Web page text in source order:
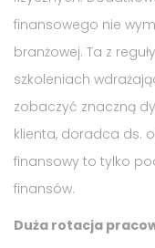
finansowego nie
branżowej. Ta z
szkoleniach
zobaczyć znaczną
klienta, doradca ds.
finansowy to tylko
finansów.
Duża rotacja